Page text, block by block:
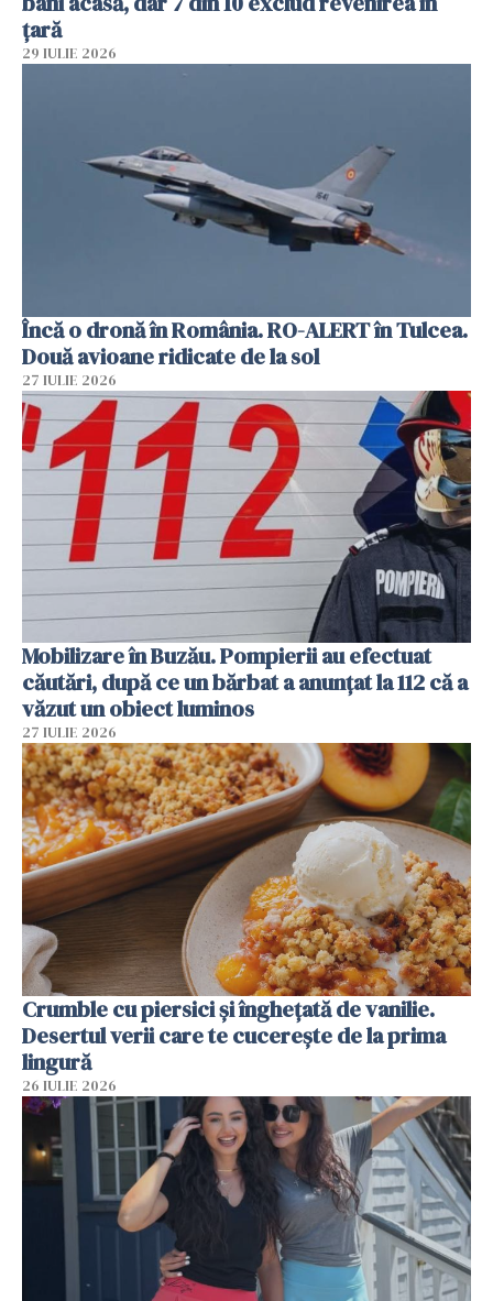
țară
29 IULIE 2026
Încă o dronă în România. RO-ALERT în Tulcea.
Două avioane ridicate de la sol
27 IULIE 2026
Mobilizare în Buzău. Pompierii au efectuat
căutări, după ce un bărbat a anunțat la 112 că a
văzut un obiect luminos
27 IULIE 2026
Crumble cu piersici și înghețată de vanilie.
Desertul verii care te cucerește de la prima
lingură
26 IULIE 2026